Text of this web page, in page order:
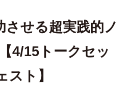
させる超実践的ノ
4/15トークセッ
スト】